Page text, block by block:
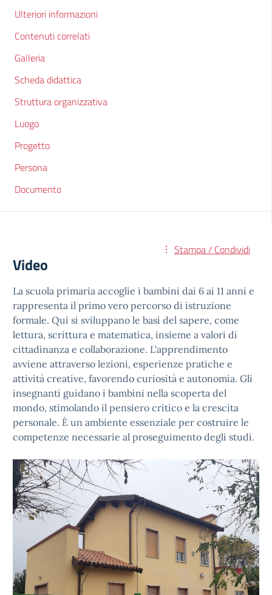
Ulteriori informazioni
Contenuti correlati
Galleria
Scheda didattica
Struttura organizzativa
Luogo
Progetto
Persona
Documento
Stampa / Condividi
Video
La scuola primaria accoglie i bambini dai 6 ai 11 anni e
rappresenta il primo vero percorso di istruzione
formale. Qui si sviluppano le basi del sapere, come
lettura, scrittura e matematica, insieme a valori di
cittadinanza e collaborazione. L'apprendimento
avviene attraverso lezioni, esperienze pratiche e
attività creative, favorendo curiosità e autonomia. Gli
insegnanti guidano i bambini nella scoperta del
mondo, stimolando il pensiero critico e la crescita
personale. È un ambiente essenziale per costruire le
competenze necessarie al proseguimento degli studi.